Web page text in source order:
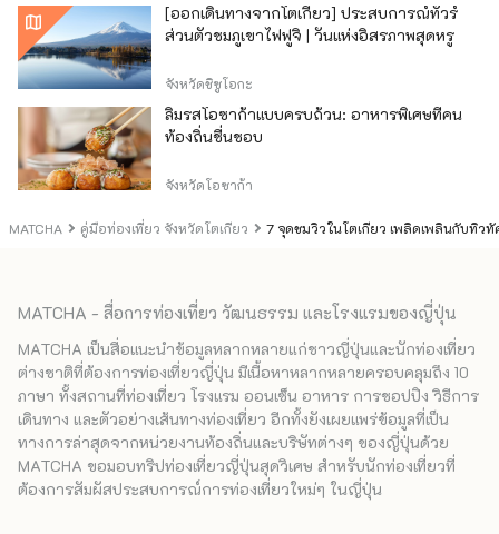
MATCHA คู่มือท่องเที่ยว จังหวัดโตเกียว 7 จุดชมวิวในโตเกียว เพลิดเพลินกับทิว
[ออกเดินทางจากโตเกียว] ประสบการณ์ทัวร์
ส่วนตัวชมภูเขาไฟฟูจิ | วันแห่งอิสรภาพสุดหรู
จังหวัดชิซูโอกะ
ลิ้มรสโอซาก้าแบบครบถ้วน: อาหารพิเศษที่คน
ท้องถิ่นชื่นชอบ
จังหวัดโอซาก้า
MATCHA - สื่อการท่องเที่ยว วัฒนธรรม และโรงแรมของญี่ปุ่น
MATCHA เป็นสื่อแนะนำข้อมูลหลากหลายแก่ชาวญี่ปุ่นและนักท่องเที่ยว
ต่างชาติที่ต้องการท่องเที่ยวญี่ปุ่น มีเนื้อหาหลากหลายครอบคลุมถึง 10
ภาษา ทั้งสถานที่ท่องเที่ยว โรงแรม ออนเซ็น อาหาร การชอปปิง วิธีการ
เดินทาง และตัวอย่างเส้นทางท่องเที่ยว อีกทั้งยังเผยแพร่ข้อมูลที่เป็น
ทางการล่าสุดจากหน่วยงานท้องถิ่นและบริษัทต่างๆ ของญี่ปุ่นด้วย
MATCHA ขอมอบทริปท่องเที่ยวญี่ปุ่นสุดวิเศษ สำหรับนักท่องเที่ยวที่
ต้องการสัมผัสประสบการณ์การท่องเที่ยวใหม่ๆ ในญี่ปุ่น